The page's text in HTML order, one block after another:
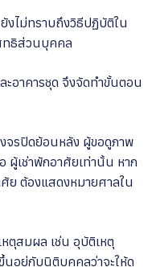
งไม่ทราบถึงวิธีปฏิบัติใน
ทธิส่วนบุคคล
อาคารชุด จึงจัดทำขั้นตอน
จรปิดย้อนหลัง ผู้ขอดูภาพ
ผู้เช่าพักอาศัยเท่านั้น หาก
ศัย ต้องแสดงหมายศาลใน
ตุสมผล เช่น อุบัติเหตุ
นอยู่กับนิติบุคคลว่าจะให้ดู